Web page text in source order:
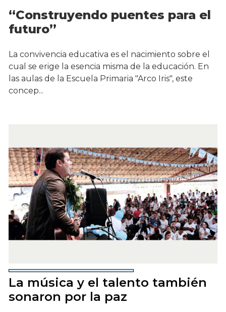
“Construyendo puentes para el
futuro”
La convivencia educativa es el nacimiento sobre el
cual se erige la esencia misma de la educación. En
las aulas de la Escuela Primaria "Arco Iris", este
concep...
La música y el talento también
sonaron por la paz